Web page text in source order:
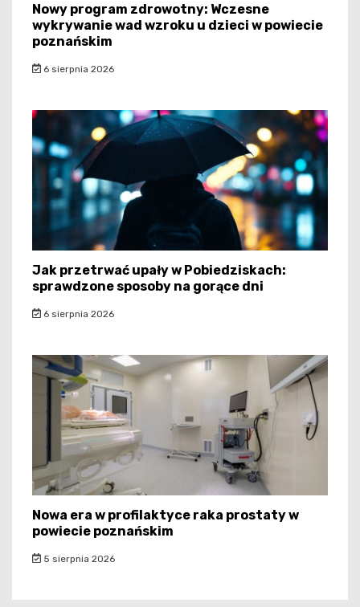
Nowy program zdrowotny: Wczesne
wykrywanie wad wzroku u dzieci w powiecie
poznańskim
6 sierpnia 2026
Jak przetrwać upały w Pobiedziskach:
sprawdzone sposoby na gorące dni
6 sierpnia 2026
Nowa era w profilaktyce raka prostaty w
powiecie poznańskim
5 sierpnia 2026